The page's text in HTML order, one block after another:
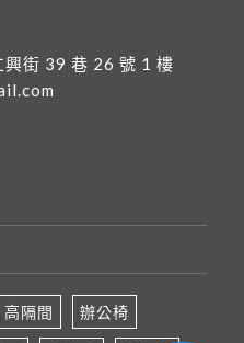
興街 39 巷 26 號 1 樓
高隔間 辦公椅